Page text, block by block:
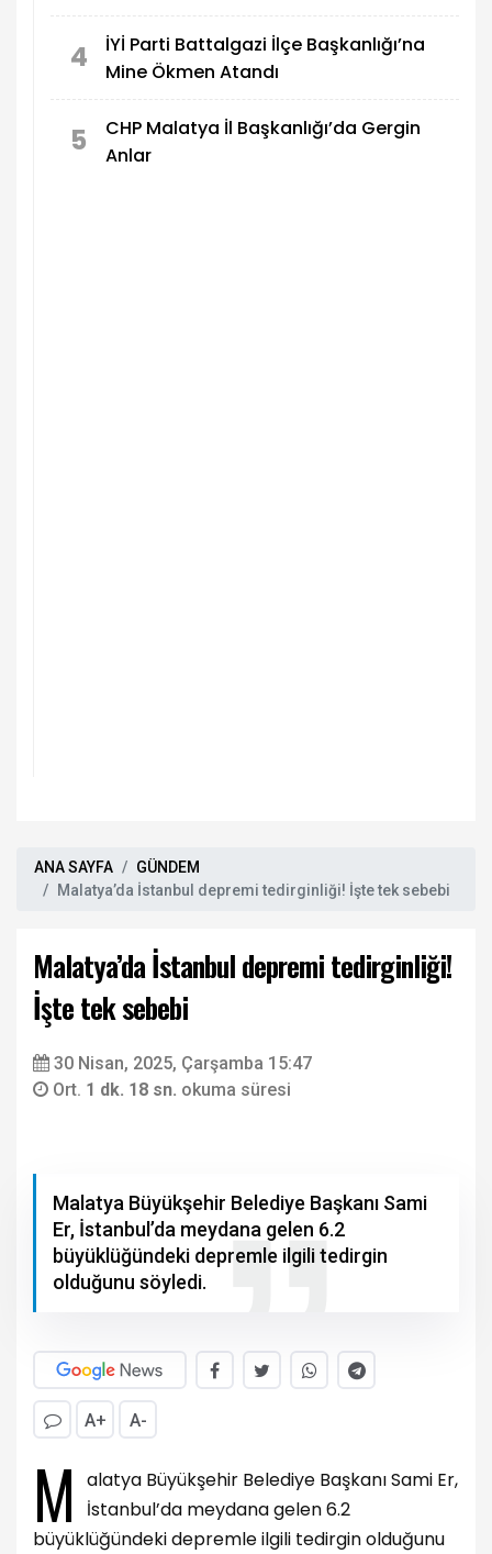
4
İYİ Parti Battalgazi İlçe Başkanlığı’na
Mine Ökmen Atandı
5
CHP Malatya İl Başkanlığı’da Gergin
Anlar
ANA SAYFA
GÜNDEM
Malatya’da İstanbul depremi tedirginliği! İşte tek sebebi
Malatya’da İstanbul depremi tedirginliği!
İşte tek sebebi
30 Nisan, 2025, Çarşamba 15:47
Ort. 1 dk. 18 sn. okuma süresi
Malatya Büyükşehir Belediye Başkanı Sami
Er, İstanbul’da meydana gelen 6.2
büyüklüğündeki depremle ilgili tedirgin
olduğunu söyledi.
A+ A-
M
alatya Büyükşehir Belediye Başkanı Sami Er,
İstanbul’da meydana gelen 6.2
büyüklüğündeki depremle ilgili tedirgin olduğunu